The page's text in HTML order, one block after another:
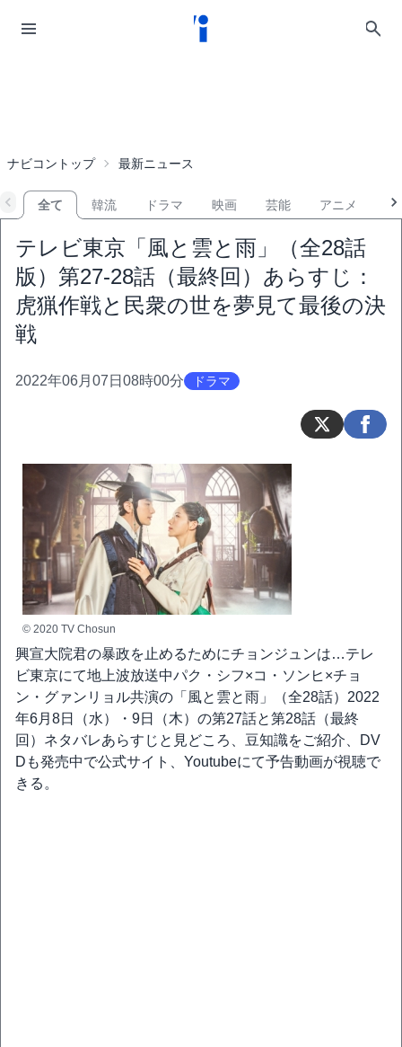
ナビコントップ 最新ニュース
全て 韓流 ドラマ 映画 芸能 アニメ
テレビ東京「風と雲と雨」（全28話
版）第27-28話（最終回）あらすじ：
虎猟作戦と民衆の世を夢見て最後の決
戦
2022年06月07日08時00分 ドラマ
© 2020 TV Chosun
興宣大院君の暴政を止めるためにチョンジュンは…テレ
ビ東京にて地上波放送中パク・シフ×コ・ソンヒ×チョ
ン・グァンリョル共演の「風と雲と雨」（全28話）2022
年6月8日（水）・9日（木）の第27話と第28話（最終
回）ネタバレあらすじと見どころ、豆知識をご紹介、DV
Dも発売中で公式サイト、Youtubeにて予告動画が視聴で
きる。